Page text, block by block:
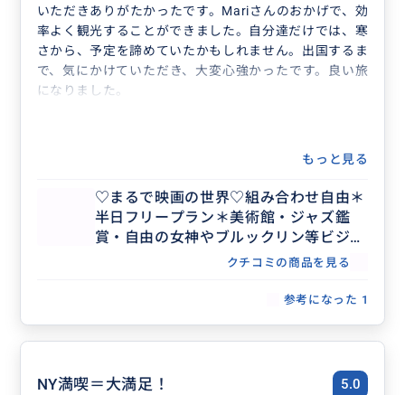
いただきありがたかったです。Mariさんのおかげで、効
率よく観光することができました。自分達だけでは、寒
さから、予定を諦めていたかもしれません。出国するま
で、気にかけていただき、大変心強かったです。良い旅
になりました。
もっと見る
♡まるで映画の世界♡組み合わせ自由＊
半日フリープラン＊美術館・ジャズ鑑
賞・自由の女神やブルックリン等ビジネ
ス渡航にもおすすめ♡人数上限なし
クチコミの商品を見る
参考になった 1
NY満喫＝大満足！ 5.0